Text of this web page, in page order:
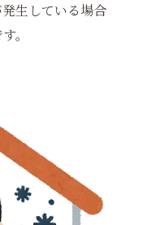
生している場合
。